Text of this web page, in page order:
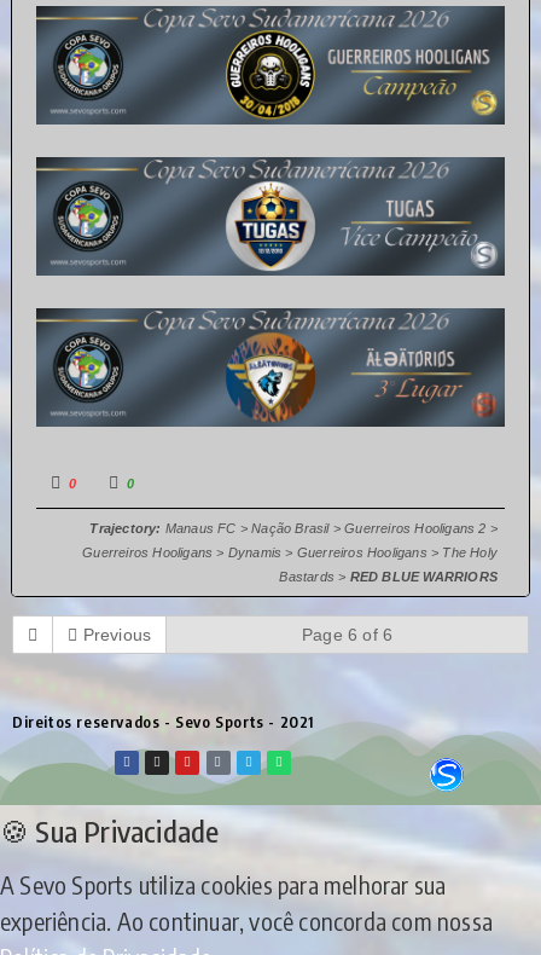
0 0
Trajectory: Manaus FC > Nação Brasil > Guerreiros Hooligans 2 >
Guerreiros Hooligans > Dynamis > Guerreiros Hooligans > The Holy
Bastards > RED BLUE WARRIORS
Previous Page 6 of 6
Direitos reservados - Sevo Sports - 2021
🍪 Sua Privacidade
A Sevo Sports utiliza cookies para melhorar sua
experiência. Ao continuar, você concorda com nossa